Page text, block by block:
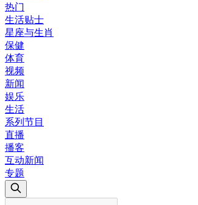
热门
生活贴士
星座与生肖
保健
体育
视频
新闻
娱乐
生活
系列节目
直播
播客
互动新闻
专题